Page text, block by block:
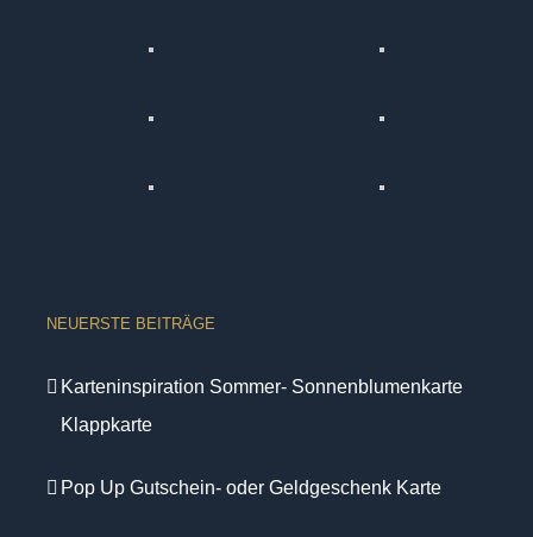
NEUERSTE BEITRÄGE
Karteninspiration Sommer- Sonnenblumenkarte
Klappkarte
Pop Up Gutschein- oder Geldgeschenk Karte